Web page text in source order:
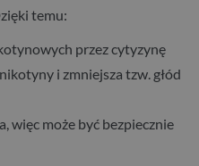
temu:
przez cytyzynę
i zmniejsza tzw. głód
może być bezpiecznie